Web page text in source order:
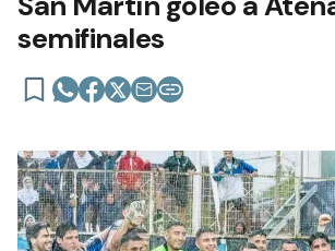
semifinales